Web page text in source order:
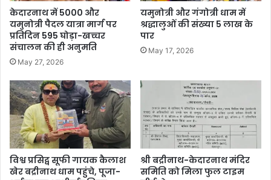
केदारनाथ में 5000 और
यमुनोत्री पैदल यात्रा मार्ग पर
प्रतिदिन 595 घोड़ा-खच्चर
संचालन की ही अनुमति
May 27, 2026
यमुनोत्री और गंगोत्री धाम में
श्रद्धालुओं की संख्या 5 लाख के
पार
May 17, 2026
विश्व प्रसिद्व सूफी गायक कैलाश
खेर बद्रीनाथ धाम पहुंचे, पूजा-
श्री बद्रीनाथ-केदारनाथ मंदिर
समिति को मिला फुल टाइम